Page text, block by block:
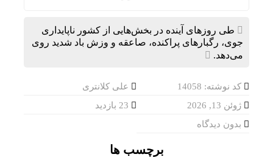
طی روزهای آینده در بخش‌هایی از کشور ناپایداری
جوی، رگبارهای پراکنده، صاعقه و وزش باد شدید روی
می‌دهد.
کد نوشته: 14058
علی کلانتری
ژوئن 13, 2026
بدون دیدگاه
برچسب ها